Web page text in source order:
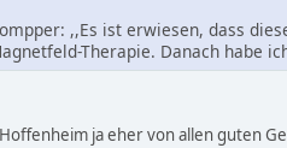
,,Es ist erwiesen, dass
Therapie. Danach habe
ja eher von allen guten